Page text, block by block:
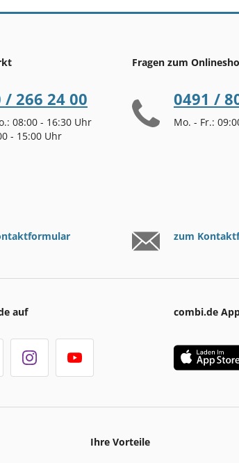
/ 266 24 00
08:00 - 16:30 Uhr
- 15:00 Uhr
Fragen zum
0491 /
Mo. - Fr.:
zum
auf combi.de
Ihre Vorteile